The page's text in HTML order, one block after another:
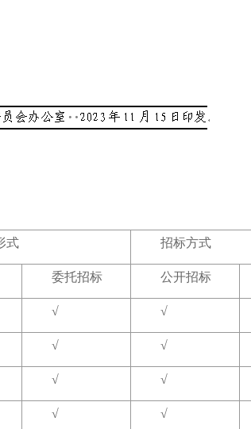
式 招标方式
委托招标 公开招标
√ √
√ √
√ √
√ √